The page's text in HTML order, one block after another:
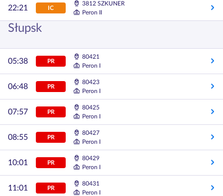
22:21 IC
3812 SZKUNER
Peron II
Słupsk
05:38 PR
80421
Peron I
06:48 PR
80423
Peron I
07:57 PR
80425
Peron I
08:55 PR
80427
Peron I
10:01 PR
80429
Peron I
11:01 PR
80431
Peron I